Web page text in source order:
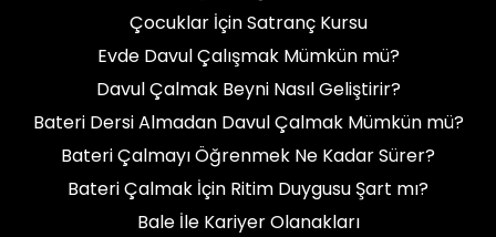
Çocuklar İçin Satranç Kursu
Evde Davul Çalışmak Mümkün mü?
Davul Çalmak Beyni Nasıl Geliştirir?
Bateri Dersi Almadan Davul Çalmak Mümkün mü?
Bateri Çalmayı Öğrenmek Ne Kadar Sürer?
Bateri Çalmak İçin Ritim Duygusu Şart mı?
Bale İle Kariyer Olanakları